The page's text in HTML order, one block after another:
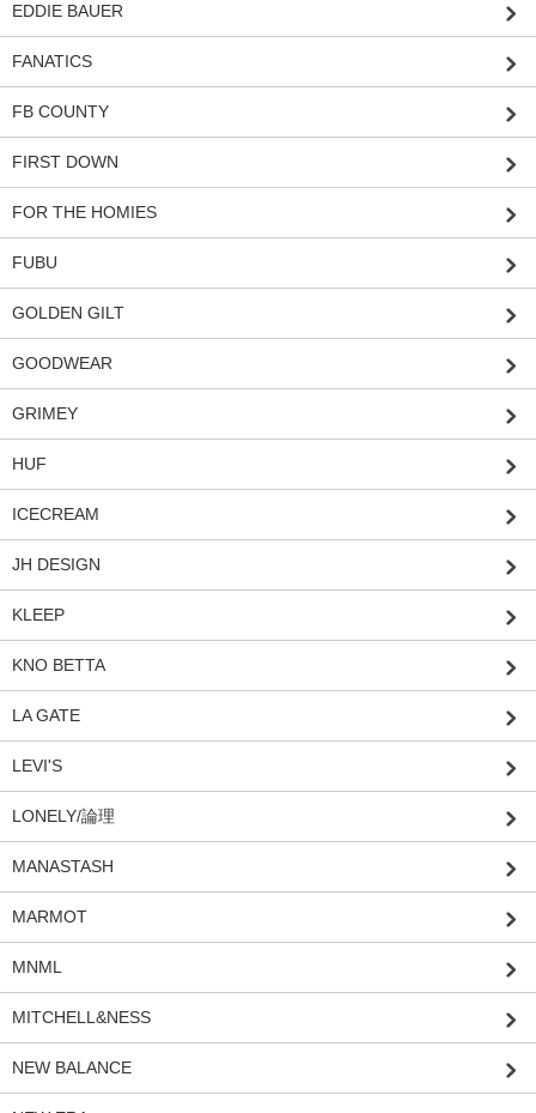
EDDIE BAUER
FANATICS
FB COUNTY
FIRST DOWN
FOR THE HOMIES
FUBU
GOLDEN GILT
GOODWEAR
GRIMEY
HUF
ICECREAM
JH DESIGN
KLEEP
KNO BETTA
LA GATE
LEVI'S
LONELY/論理
MANASTASH
MARMOT
MNML
MITCHELL&NESS
NEW BALANCE